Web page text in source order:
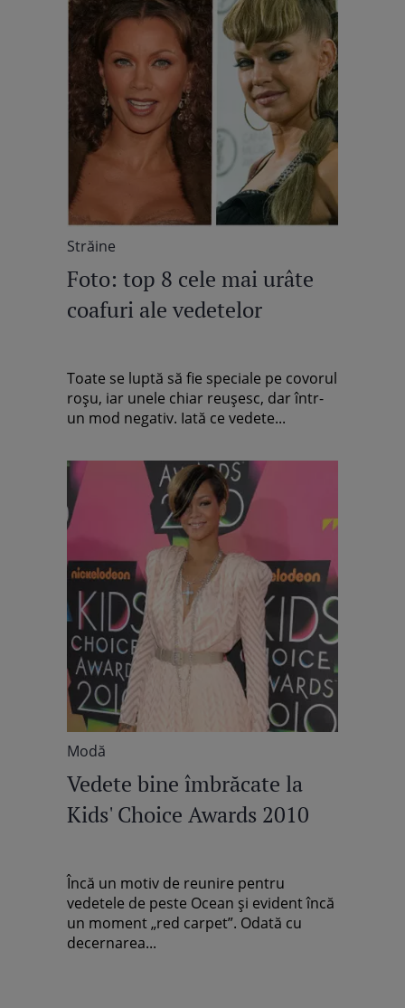
Străine
Foto: top 8 cele mai urâte
coafuri ale vedetelor
Toate se luptă să fie speciale pe covorul
roşu, iar unele chiar reuşesc, dar într-
un mod negativ. Iată ce vedete...
Modă
Vedete bine îmbrăcate la
Kids' Choice Awards 2010
Încă un motiv de reunire pentru
vedetele de peste Ocean şi evident încă
un moment „red carpet”. Odată cu
decernarea...